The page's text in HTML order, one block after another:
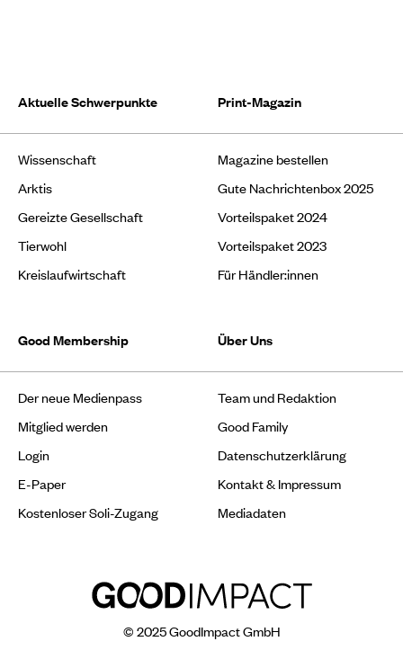
Aktuelle Schwerpunkte
Wissenschaft
Arktis
Gereizte Gesellschaft
Tierwohl
Kreislaufwirtschaft
Print-Magazin
Magazine bestellen
Gute Nachrichtenbox 2025
Vorteilspaket 2024
Vorteilspaket 2023
Für Händler:innen
Good Membership
Der neue Medienpass
Mitglied werden
Login
E-Paper
Kostenloser Soli-Zugang
Über Uns
Team und Redaktion
Good Family
Datenschutzerklärung
Kontakt & Impressum
Mediadaten
© 2025 GoodImpact GmbH